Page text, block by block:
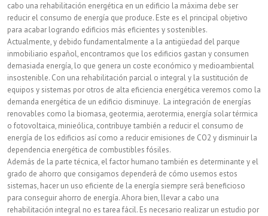
cabo una rehabilitación energética en un edificio la máxima debe ser
reducir el consumo de energía que produce. Este es el principal objetivo
para acabar logrando edificios más eficientes y sostenibles.
Actualmente, y debido fundamentalmente a la antigüedad del parque
inmobiliario español, encontramos que los edificios gastan y consumen
demasiada energía, lo que genera un coste económico y medioambiental
insostenible. Con una rehabilitación parcial o integral y la sustitución de
equipos y sistemas por otros de alta eficiencia energética veremos como la
demanda energética de un edificio disminuye. La integración de energías
renovables como la biomasa, geotermia, aerotermia, energía solar térmica
o fotovoltaica, minieólica, contribuye también a reducir el consumo de
energía de los edificios así como a reducir emisiones de CO2 y disminuir la
dependencia energética de combustibles fósiles.
Además de la parte técnica, el factor humano también es determinante y el
grado de ahorro que consigamos dependerá de cómo usemos estos
sistemas, hacer un uso eficiente de la energía siempre será beneficioso
para conseguir ahorro de energía. Ahora bien, llevar a cabo una
rehabilitación integral no es tarea fácil. Es necesario realizar un estudio por